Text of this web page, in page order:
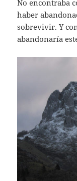
No encontraba
haber
sobrevivir. Y
abandonaría